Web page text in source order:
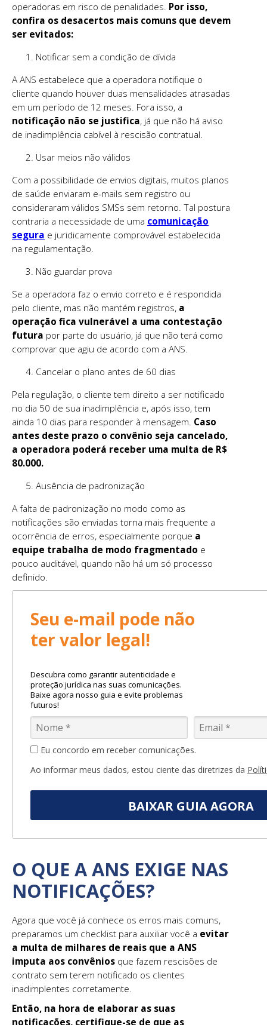
operadoras em risco de penalidades. Por isso,
confira os desacertos mais comuns que devem
ser evitados:
Notificar sem a condição de dívida
A ANS estabelece que a operadora notifique o
cliente quando houver duas mensalidades atrasadas
em um período de 12 meses. Fora isso, a
notificação não se justifica, já que não há aviso
de inadimplência cabível à rescisão contratual.
Usar meios não válidos
Com a possibilidade de envios digitais, muitos planos
de saúde enviaram e-mails sem registro ou
consideraram válidos SMSs sem retorno. Tal postura
contraria a necessidade de uma comunicação
segura e juridicamente comprovável estabelecida
na regulamentação.
Não guardar prova
Se a operadora faz o envio correto e é respondida
pelo cliente, mas não mantém registros, a
operação fica vulnerável a uma contestação
futura por parte do usuário, já que não terá como
comprovar que agiu de acordo com a ANS.
Cancelar o plano antes de 60 dias
Pela regulação, o cliente tem direito a ser notificado
no dia 50 de sua inadimplência e, após isso, tem
ainda 10 dias para responder à mensagem. Caso
antes deste prazo o convênio seja cancelado,
a operadora poderá receber uma multa de R$
80.000.
Ausência de padronização
A falta de padronização no modo como as
notificações são enviadas torna mais frequente a
ocorrência de erros, especialmente porque a
equipe trabalha de modo fragmentado e
pouco auditável, quando não há um só processo
definido.
Seu e-mail pode não
ter valor legal!
Descubra como garantir autenticidade e
proteção jurídica nas suas comunicações.
Baixe agora nosso guia e evite problemas
futuros!
Eu concordo em receber comunicações.
Ao informar meus dados, estou ciente das diretrizes da
BAIXAR GUIA AGORA
O QUE A ANS EXIGE NAS
NOTIFICAÇÕES?
Agora que você já conhece os erros mais comuns,
preparamos um checklist para auxiliar você a evitar
a multa de milhares de reais que a ANS
imputa aos convênios que fazem rescisões de
contrato sem terem notificado os clientes
inadimplentes corretamente.
Então, na hora de elaborar as suas
notificações, certifique-se de que as